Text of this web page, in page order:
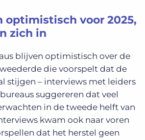
optimistisch voor 2025,
zich in
blijven optimistisch over de
die voorspelt dat de
stijgen – interviews met leiders
suggereren dat veel
in de tweede helft van
kwam ook naar voren
dat het herstel geen